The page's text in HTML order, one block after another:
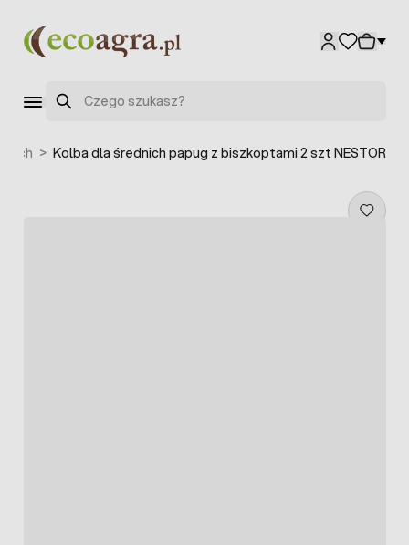
Szukaj
> Kolba dla średnich papug z biszkoptami 2 szt NESTOR